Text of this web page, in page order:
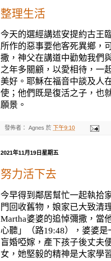
整理生活
今天的選經講述安提約古王
所作的惡事要他客死異鄉，
撒，神父在講道中勸勉我們
之年多關顧，以愛相待，一
美好。耶穌在福音中談及人
使；他們既是復活之子，也
願景。
發佈者： Agnes 於 下午9:10
2021年11月19日星期五
努力活下去
今早得到鄰居幫忙一起執拾
門回收舊物，娘家已大致清
Martha婆婆的追悼彌撒，當
心聽」（路19:48），婆婆
盲婚啞嫁，產下孩子後丈夫
女，她堅毅的精神是大家學